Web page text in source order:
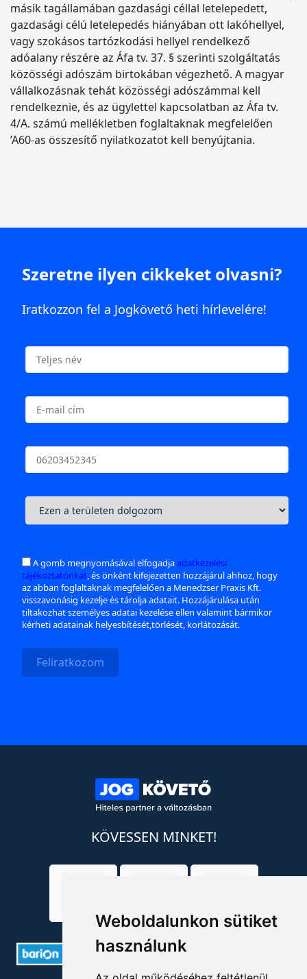
Weboldalunkon sütiket
használunk
másik tagállamában gazdasági céllal letelepedett,
gazdasági célú letelepedés hiányában ott lakóhellyel,
vagy szokásos tartózkodási hellyel rendelkező
adóalany részére az Áfa tv. 37. § szerinti szolgáltatás
közösségi adószám birtokában végezhető. A magyar
vállalkozásnak tehát közösségi adószámmal kell
rendelkeznie, és az ügylettel kapcsolatban az Áfa tv.
4/A. számú mellékletben foglaltaknak megfelelően
’A60-as összesítő nyilatkozatot kell benyújtania.
Szeretne ilyen cikkeket olvasni?
Iratkozzon fel a Jogkövető heti hírlevelére!
A gomb megnyomásával elfogadjaadatkezelési
tájékoztatónkat, és önként kifejezetten hozzájárul ahhoz, hogy
az abban foglaltaknak megfelelően a Menedzser Praxis Kft.
visszavonásig kezelje és tárolja adatait. Hozzájárulása után
tiltakozhat személyes adatai kezelése ellen valamint bármikor
kérheti adatainak helyesbítését,törlését, korlátozását.
Feliratkozom
KÖVESSEN MINKET!